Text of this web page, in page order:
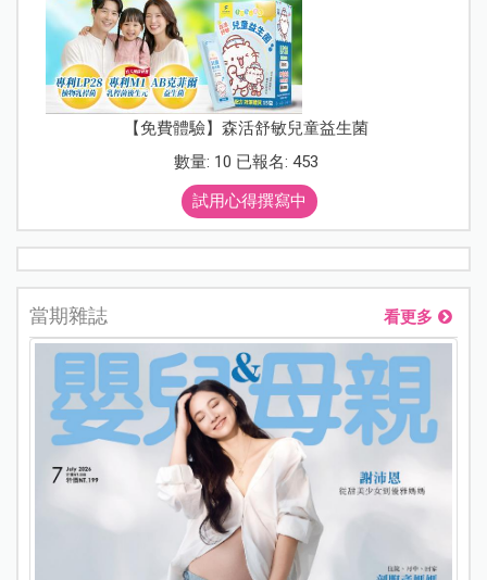
【免費體驗】森活舒敏兒童益生菌
數量: 10 已報名: 453
試用心得撰寫中
當期雜誌 看更多